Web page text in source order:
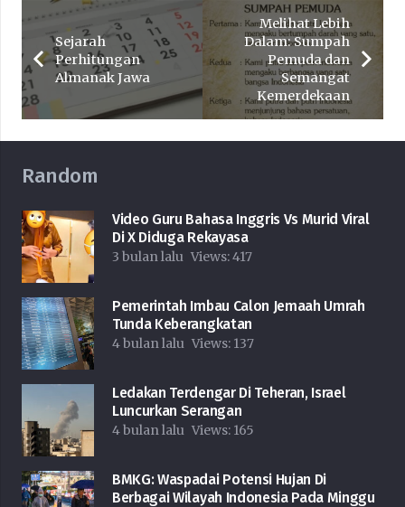
Sejarah
Perhitungan
Almanak Jawa
Melihat Lebih
Dalam: Sumpah
Pemuda dan
Semangat
Kemerdekaan
Random
Video Guru Bahasa Inggris Vs Murid Viral
Di X Diduga Rekayasa
3 bulan lalu Views:417
Pemerintah Imbau Calon Jemaah Umrah
Tunda Keberangkatan
4 bulan lalu Views: 137
Ledakan Terdengar Di Teheran, Israel
Luncurkan Serangan
4 bulan lalu Views: 165
BMKG: Waspadai Potensi Hujan Di
Berbagai Wilayah Indonesia Pada Minggu